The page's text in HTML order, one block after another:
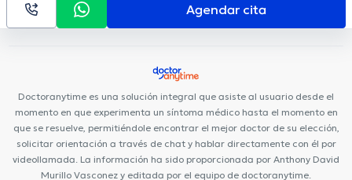
Agendar cita
Doctoranytime es una solución integral que asiste al usuario desde el
momento en que experimenta un síntoma médico hasta el momento en
que se resuelve, permitiéndole encontrar el mejor doctor de su elección,
solicitar orientación a través de chat y hablar directamente con él por
videollamada. La información ha sido proporcionada por Anthony David
Murillo Vasconez y editada por el equipo de doctoranytime.